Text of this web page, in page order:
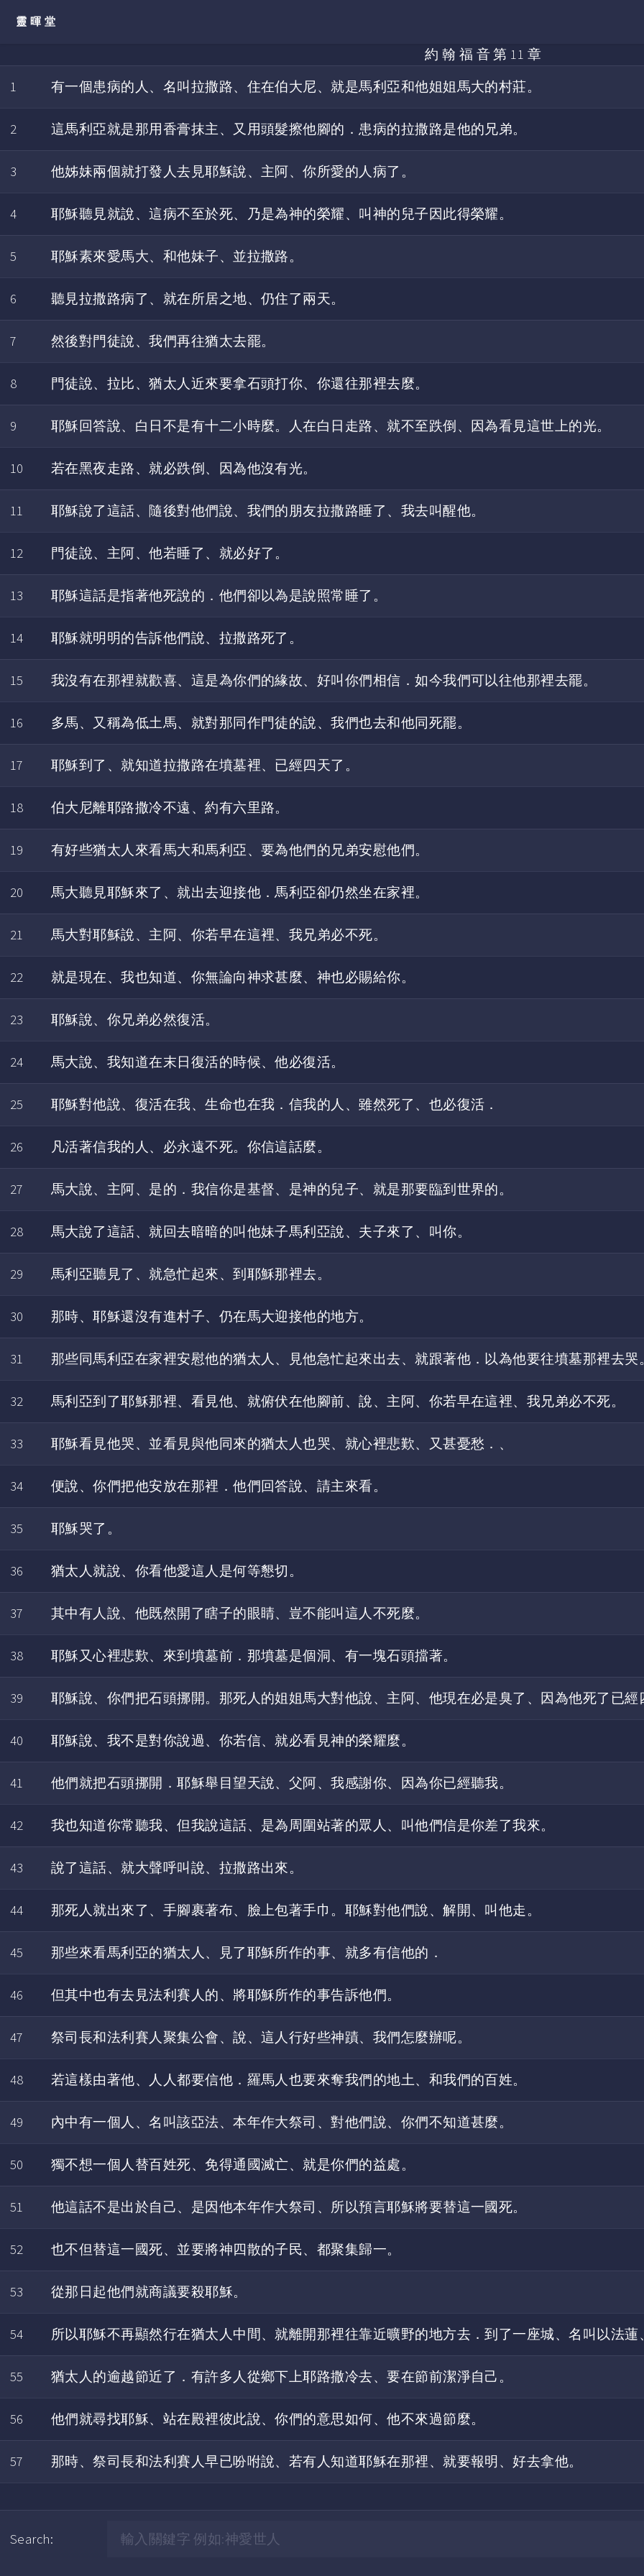
靈暉堂
約 翰 福 音 第 11 章
1
有一個患病的人、名叫拉撒路、住在伯大尼、就是馬利亞和他姐姐馬大的村莊。
2 這馬利亞就是那用香膏抹主、又用頭髮擦他腳的．患病的拉撒路是他的兄弟。
3 他姊妹兩個就打發人去見耶穌說、主阿、你所愛的人病了。
4 耶穌聽見就說、這病不至於死、乃是為神的榮耀、叫神的兒子因此得榮耀。
5 耶穌素來愛馬大、和他妹子、並拉撒路。
6 聽見拉撒路病了、就在所居之地、仍住了兩天。
7 然後對門徒說、我們再往猶太去罷。
8 門徒說、拉比、猶太人近來要拿石頭打你、你還往那裡去麼。
9 耶穌回答說、白日不是有十二小時麼。人在白日走路、就不至跌倒、因為看見這世上的光。
10 若在黑夜走路、就必跌倒、因為他沒有光。
11 耶穌說了這話、隨後對他們說、我們的朋友拉撒路睡了、我去叫醒他。
12 門徒說、主阿、他若睡了、就必好了。
13 耶穌這話是指著他死說的．他們卻以為是說照常睡了。
14 耶穌就明明的告訴他們說、拉撒路死了。
15 我沒有在那裡就歡喜、這是為你們的緣故、好叫你們相信．如今我們可以往他那裡去罷。
16 多馬、又稱為低土馬、就對那同作門徒的說、我們也去和他同死罷。
17 耶穌到了、就知道拉撒路在墳墓裡、已經四天了。
18 伯大尼離耶路撒冷不遠、約有六里路。
19 有好些猶太人來看馬大和馬利亞、要為他們的兄弟安慰他們。
20 馬大聽見耶穌來了、就出去迎接他．馬利亞卻仍然坐在家裡。
21 馬大對耶穌說、主阿、你若早在這裡、我兄弟必不死。
22 就是現在、我也知道、你無論向神求甚麼、神也必賜給你。
23 耶穌說、你兄弟必然復活。
24 馬大說、我知道在末日復活的時候、他必復活。
25 耶穌對他說、復活在我、生命也在我．信我的人、雖然死了、也必復活．
26 凡活著信我的人、必永遠不死。你信這話麼。
27 馬大說、主阿、是的．我信你是基督、是神的兒子、就是那要臨到世界的。
28 馬大說了這話、就回去暗暗的叫他妹子馬利亞說、夫子來了、叫你。
29 馬利亞聽見了、就急忙起來、到耶穌那裡去。
30 那時、耶穌還沒有進村子、仍在馬大迎接他的地方。
31 那些同馬利亞在家裡安慰他的猶太人、見他急忙起來出去、就跟著他．以為他要往墳墓那裡去哭
32 馬利亞到了耶穌那裡、看見他、就俯伏在他腳前、說、主阿、你若早在這裡、我兄弟必不死。
33 耶穌看見他哭、並看見與他同來的猶太人也哭、就心裡悲歎、又甚憂愁．、
34 便說、你們把他安放在那裡．他們回答說、請主來看。
35 耶穌哭了。
36 猶太人就說、你看他愛這人是何等懇切。
37 其中有人說、他既然開了瞎子的眼睛、豈不能叫這人不死麼。
38 耶穌又心裡悲歎、來到墳墓前．那墳墓是個洞、有一塊石頭擋著。
39 耶穌說、你們把石頭挪開。那死人的姐姐馬大對他說、主阿、他現在必是臭了、因為他死了已經
40 耶穌說、我不是對你說過、你若信、就必看見神的榮耀麼。
41 他們就把石頭挪開．耶穌舉目望天說、父阿、我感謝你、因為你已經聽我。
42 我也知道你常聽我、但我說這話、是為周圍站著的眾人、叫他們信是你差了我來。
43 說了這話、就大聲呼叫說、拉撒路出來。
44 那死人就出來了、手腳裹著布、臉上包著手巾。耶穌對他們說、解開、叫他走。
45 那些來看馬利亞的猶太人、見了耶穌所作的事、就多有信他的．
46 但其中也有去見法利賽人的、將耶穌所作的事告訴他們。
47 祭司長和法利賽人聚集公會、說、這人行好些神蹟、我們怎麼辦呢。
48 若這樣由著他、人人都要信他．羅馬人也要來奪我們的地土、和我們的百姓。
49 內中有一個人、名叫該亞法、本年作大祭司、對他們說、你們不知道甚麼。
50 獨不想一個人替百姓死、免得通國滅亡、就是你們的益處。
51 他這話不是出於自己、是因他本年作大祭司、所以預言耶穌將要替這一國死。
52 也不但替這一國死、並要將神四散的子民、都聚集歸一。
53 從那日起他們就商議要殺耶穌。
54 所以耶穌不再顯然行在猶太人中間、就離開那裡往靠近曠野的地方去．到了一座城、名叫以法
55 猶太人的逾越節近了．有許多人從鄉下上耶路撒冷去、要在節前潔淨自己。
56 他們就尋找耶穌、站在殿裡彼此說、你們的意思如何、他不來過節麼。
57 那時、祭司長和法利賽人早已吩咐說、若有人知道耶穌在那裡、就要報明、好去拿他。
Search: